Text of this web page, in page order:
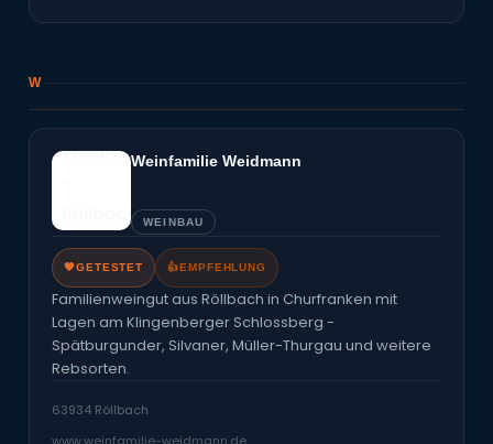
W
Weinfamilie Weidmann
WEINBAU
🧡GETESTET 👍EMPFEHLUNG
Familienweingut aus Röllbach in Churfranken mit
Lagen am Klingenberger Schlossberg -
Spätburgunder, Silvaner, Müller-Thurgau und weitere
Rebsorten.
63934 Röllbach
www.weinfamilie-weidmann.de